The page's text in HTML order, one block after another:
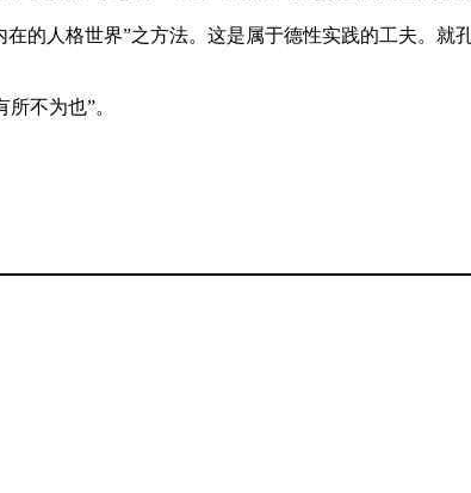
的人格世界”之方法。这是属于德性实践的工夫。
不为也”。